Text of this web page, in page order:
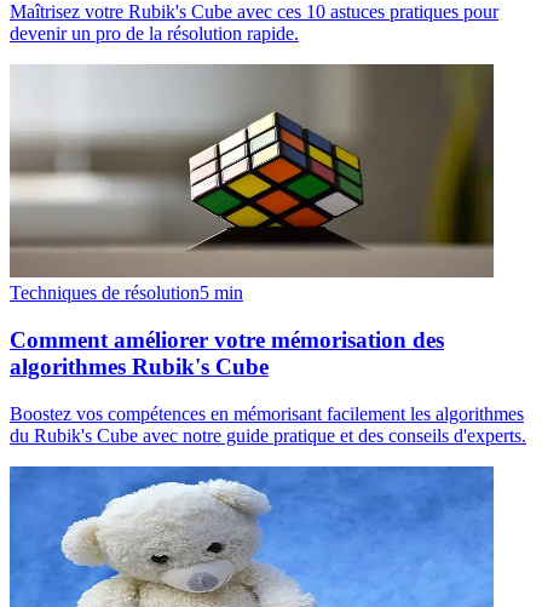
Maîtrisez votre Rubik's Cube avec ces 10 astuces pratiques pour
devenir un pro de la résolution rapide.
Techniques de résolution5 min
Comment améliorer votre mémorisation des
algorithmes Rubik's Cube
Boostez vos compétences en mémorisant facilement les algorithmes
du Rubik's Cube avec notre guide pratique et des conseils d'experts.